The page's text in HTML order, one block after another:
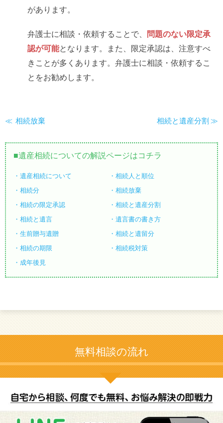
があります。
弁護士に相談・依頼することで、
問題のない限定承
認が可能となります。また、限定承認は、注意すべ
きことが多くあります。弁護士に相談・依頼するこ
とをお勧めします。
相続放棄 相続と遺産分割
遺産相続についての解説ページはコチラ
遺産相続について
相続人と順位
相続分
相続放棄
相続の限定承認
相続と遺産分割
相続と遺言
遺言書の書き方
生前贈与遺贈
相続と遺留分
相続の期限
相続税対策
成年後見
無料相談の流れ